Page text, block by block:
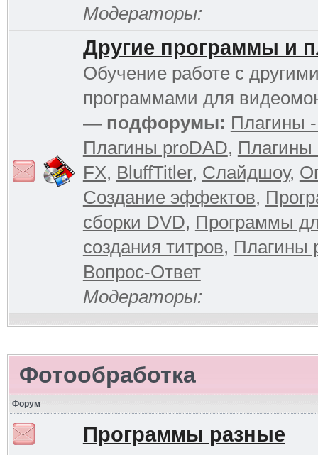
Модераторы:
Другие программы и
Обучение работе с
программами для
— подфорумы: Плагины
Плагины proDAD, Плагины
FX, BluffTitler, Слайдшоу,
Создание эффектов,
сборки DVD, Программы
создания титров, Плагины
Вопрос-Ответ
Модераторы:
Фотообработка
Форум
Программы разные